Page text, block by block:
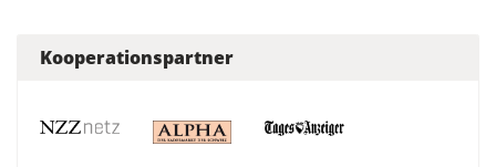
Kooperationspartner